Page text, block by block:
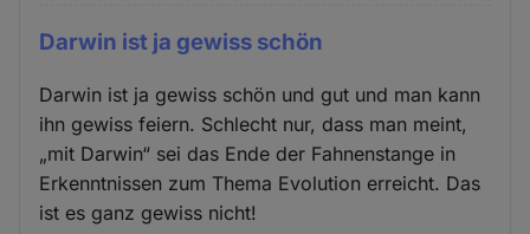
Darwin ist ja gewiss schön
Darwin ist ja gewiss schön und gut und man kann
ihn gewiss feiern. Schlecht nur, dass man meint,
„mit Darwin“ sei das Ende der Fahnenstange in
Erkenntnissen zum Thema Evolution erreicht. Das
ist es ganz gewiss nicht!